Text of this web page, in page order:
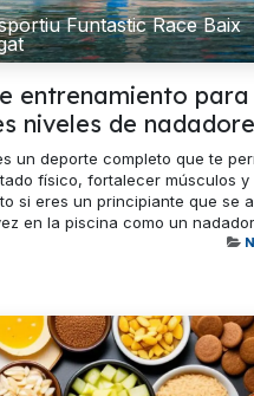
Funtastic Race Baix
entrenamiento para
niveles de
un deporte completo que te
físico, fortalecer músculos y
si eres un principiante que se
en la piscina como un